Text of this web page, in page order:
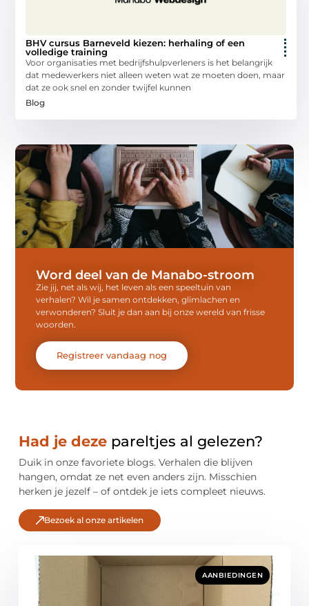
BHV cursus Barneveld kiezen: herhaling of een
volledige training
Voor organisaties met bedrijfshulpverleners is het belangrijk
dat medewerkers niet alleen weten wat ze moeten doen, maar
dat ze ook snel en zonder twijfel kunnen
Blog
Word deel van de Manabo-stroom
Zie jij, net als wij, het leven als een speeltuin van
verhalen? Wil je samen ontdekken, glimlachen en
verwonderen? Sluit je dan aan bij onze wereld van frisse
woorden.
Registreer vandaag nog
Had je deze pareltjes al gelezen?
Duik in onze favoriete blogs. Verhalen die blijven
hangen, omdat ze net even anders zijn. Misschien
herken je jezelf – of ontdek je iets compleet nieuws.
Bezoek al onze artikelen
AANBIEDINGEN